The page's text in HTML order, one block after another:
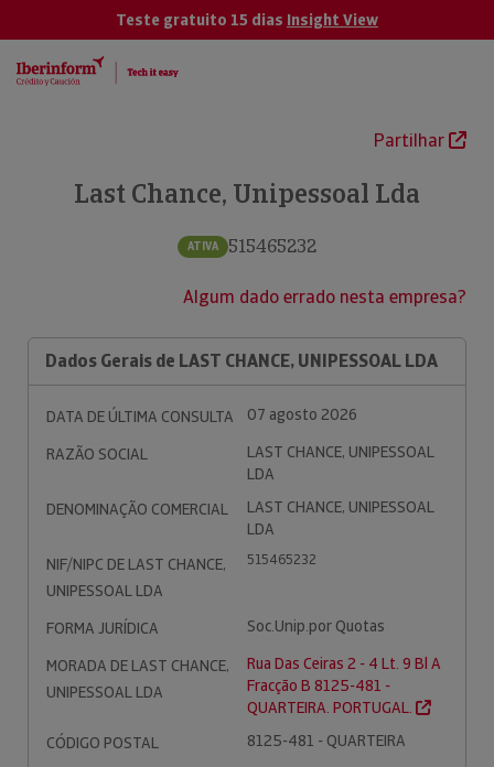
Teste gratuito 15 dias Insight View
Partilhar
Last Chance, Unipessoal Lda
ATIVA 515465232
Algum dado errado nesta empresa?
Dados Gerais de LAST CHANCE, UNIPESSOAL LDA
DATA DE ÚLTIMA CONSULTA
07 agosto 2026
RAZÃO SOCIAL
LAST CHANCE, UNIPESSOAL
LDA
DENOMINAÇÃO COMERCIAL
LAST CHANCE, UNIPESSOAL
LDA
NIF/NIPC DE LAST CHANCE,
UNIPESSOAL LDA
515465232
FORMA JURÍDICA
Soc.Unip.por Quotas
MORADA DE LAST CHANCE,
UNIPESSOAL LDA
Rua Das Ceiras 2 - 4 Lt. 9 Bl A
Fracção B 8125-481 -
QUARTEIRA. PORTUGAL.
CÓDIGO POSTAL
8125-481 - QUARTEIRA